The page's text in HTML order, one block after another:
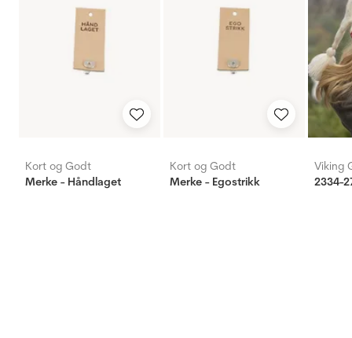
Kort og Godt
Merke - Håndlaget
Kort og Godt
Merke - Egostrikk
Viking
2334-